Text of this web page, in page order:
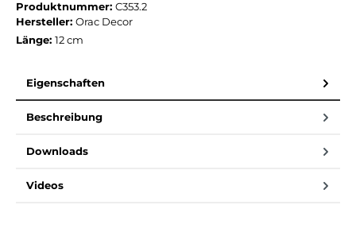
Produktnummer: C353.2
Hersteller: Orac Decor
Länge: 12 cm
Eigenschaften
Beschreibung
Downloads
Videos